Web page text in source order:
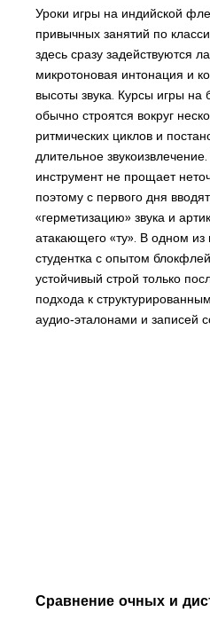
Уроки игры на индийской
привычных занятий по
здесь сразу задействуются
микротоновая интонация и
высоты звука. Курсы игры
обычно строятся вокруг
ритмических циклов и
длительное
инструмент не прощает
поэтому с первого дня
«герметизацию» звука и
атакающего «ту». В одном из
студентка с опытом
устойчивый строй только
подхода к
аудио‑эталонами и записей
Сравнение очных и